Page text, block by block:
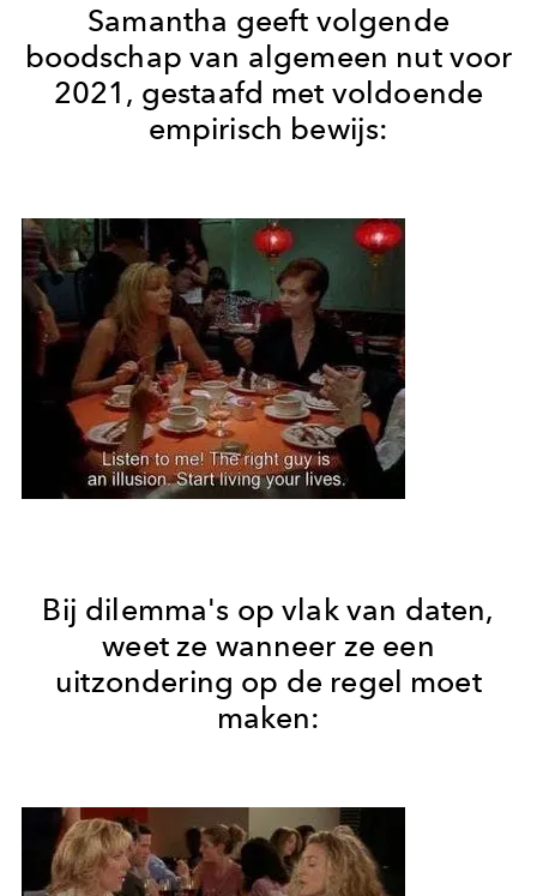
Samantha geeft volgende
boodschap van algemeen nut voor
2021, gestaafd met voldoende
empirisch bewijs:
Bij dilemma's op vlak van daten,
weet ze wanneer ze een
uitzondering op de regel moet
maken: